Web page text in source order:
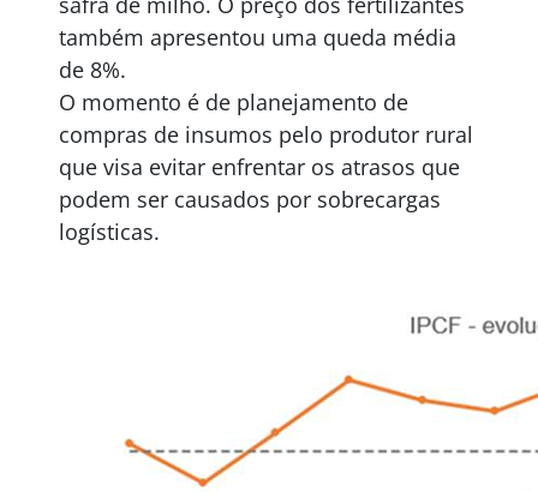
também apresentou uma queda média
de 8%.
O momento é de planejamento de
compras de insumos pelo produtor rural
que visa evitar enfrentar os atrasos que
podem ser causados por sobrecargas
logísticas.